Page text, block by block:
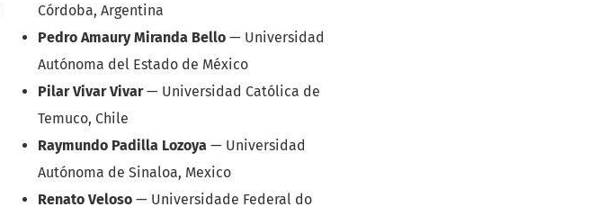
Córdoba, Argentina
Pedro Amaury Miranda Bello — Universidad
Autónoma del Estado de México
Pilar Vivar Vivar— Universidad Católica de
Temuco, Chile
Raymundo Padilla Lozoya — Universidad
Autónoma de Sinaloa, Mexico
Renato Veloso — Universidade Federal do